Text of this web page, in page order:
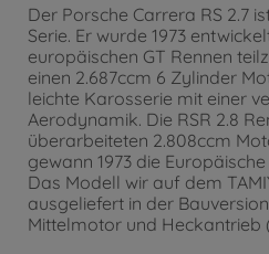
Der Porsche Carrera RS 2.7
Serie. Er wurde 1973
europäischen GT Rennen
einen 2.687ccm 6 Zylinder
leichte Karosserie mit einer
Aerodynamik. Die RSR 2.8
überarbeiteten 2.808ccm
gewann 1973 die
Das Modell wir auf dem
ausgeliefert in der
Mittelmotor und Heckantrieb